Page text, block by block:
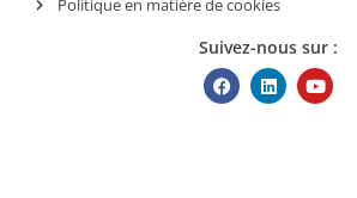
Politique en matière de cookies
Suivez-nous sur :